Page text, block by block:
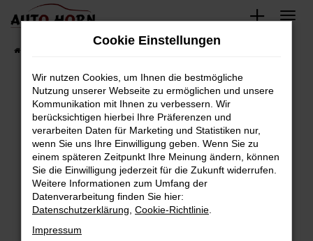
Zum
springen
Fahrzeugbestand
Fehler: Network Error
Beim Laden ist ein Fehler aufgetreten.
Hier sind ein paar Tipps, die dir helfen können:
Überprüfe deine Firewall und deine
Internetverbindung.
Laden andere Webseiten, zum Beispiel deine
Suchmaschine?
Cookie Einstellungen
Wir nutzen Cookies, um Ihnen die bestmögliche
Nutzung unserer Webseite zu ermöglichen und unsere
Kommunikation mit Ihnen zu verbessern. Wir
berücksichtigen hierbei Ihre Präferenzen und
verarbeiten Daten für Marketing und Statistiken nur,
wenn Sie uns Ihre Einwilligung geben. Wenn Sie zu
einem späteren Zeitpunkt Ihre Meinung ändern, können
Sie die Einwilligung jederzeit für die Zukunft widerrufen.
Weitere Informationen zum Umfang der
Datenverarbeitung finden Sie hier:
Datenschutzerklärung Cookie-Richtlinie
Impressum